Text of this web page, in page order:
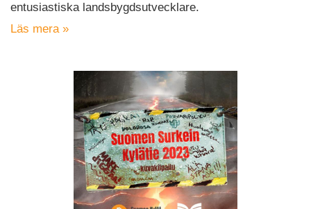
entusiastiska landsbygdsutvecklare.
Läs mera »